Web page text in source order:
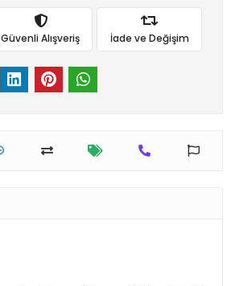
Güvenli Alışveriş İade ve Değişim